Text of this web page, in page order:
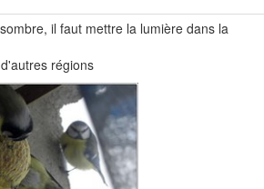
il faut mettre la lumière dans la
régions